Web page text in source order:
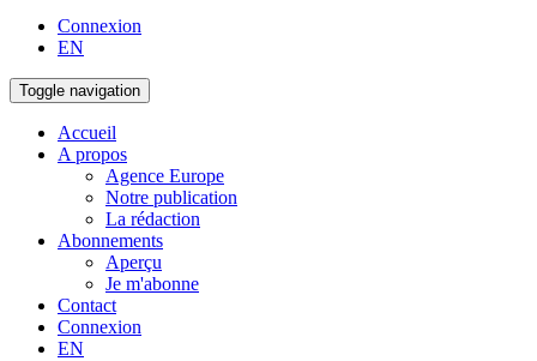
Connexion
EN
Toggle navigation
Accueil
A propos
Agence Europe
Notre publication
La rédaction
Abonnements
Aperçu
Je m'abonne
Contact
Connexion
EN